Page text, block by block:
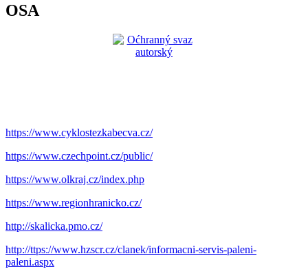
OSA
https://www.cyklostezkabecva.cz/
https://www.czechpoint.cz/public/
https://www.olkraj.cz/index.php
https://www.regionhranicko.cz/
http://skalicka.pmo.cz/
http://ttps://www.hzscr.cz/clanek/informacni-servis-paleni-
paleni.aspx